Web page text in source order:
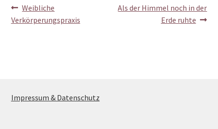
Beitragsnavigation
Vorheriger
Beitrag:
Weibliche
Verkörperungspraxis
Nächster
Als der Himmel noch in der
Erde ruhte
Impressum & Datenschutz